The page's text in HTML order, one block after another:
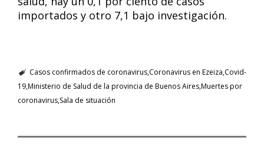
importados y otro 7,1 bajo investigación.
Casos confirmados de coronavirusCoronavirus en Ezeiza Covid-
19Ministerio de Salud de la provincia de Buenos AiresMuertes por
coronavirus Sala de situación